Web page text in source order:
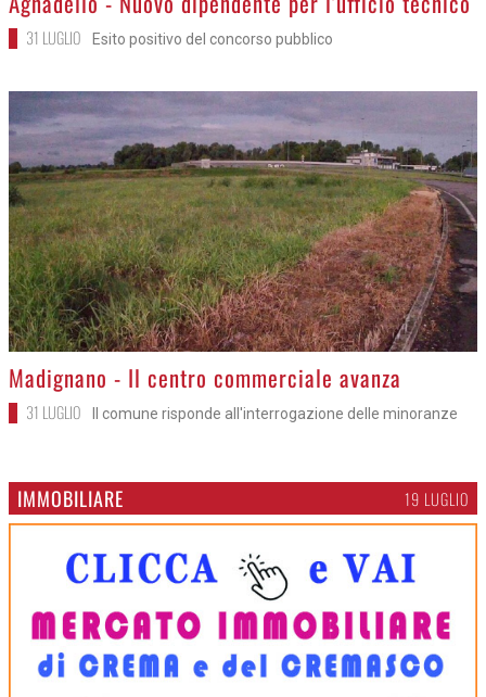
31 LUGLIO Esito positivo del concorso pubblico
>Madignano - Il centro commerciale avanza
31 LUGLIO Il comune risponde all'interrogazione delle minoranze
IMMOBILIARE 19 LUGLIO